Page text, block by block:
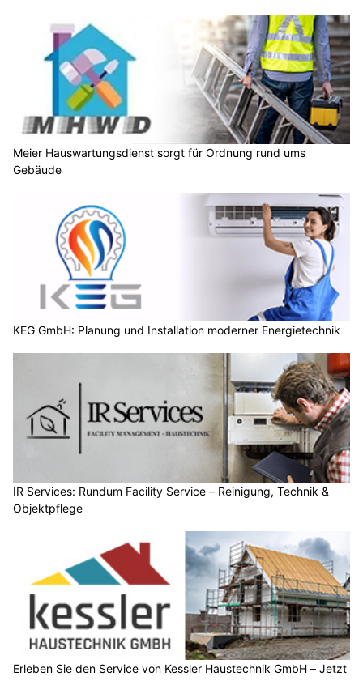
Meier Hauswartungsdienst sorgt für Ordnung rund ums
Gebäude
KEG GmbH: Planung und Installation moderner Energietechnik
IR Services: Rundum Facility Service – Reinigung, Technik &
Objektpflege
Erleben Sie den Service von Kessler Haustechnik GmbH – Jetzt